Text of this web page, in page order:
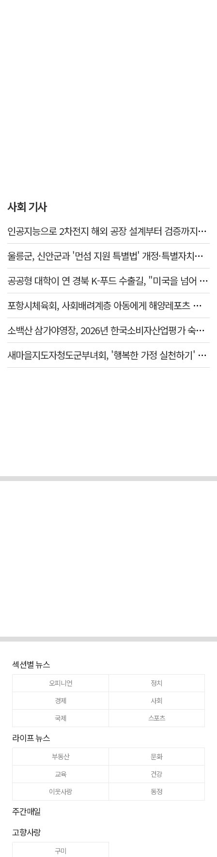
사회 기사
인공지능으로 2차전지 해외 공장 설계부터 검증까지…경북도·포항시 플랫폼 개발 착수
울릉군, 신안군과 '먼섬 지원 특별법' 개정·특별자치군 제정 논의
공공형 대학이 연 경북 K-푸드 수출길, "미국을 넘어 유럽식탁 두드린다"
포항시체육회, 사회배려계층 아동에게 해양레포츠 경험 선사
소백산 삼가야영장, 2026년 한국소비자산업평가 숙박 분야 우수업체 선정
새마을지도자청도군부녀회, '행복한 가정 실천하기' 시상식
섹션별 뉴스
오피니언
정치
경제
사회
국제
스포츠
라이프 뉴스
부동산
문화
교육
건강
이웃사랑
동정
주간매일
고향사랑
구미